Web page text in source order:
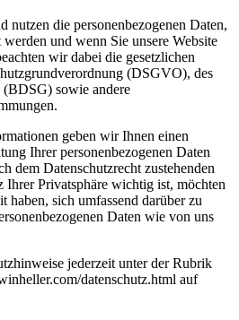
nutzen die personenbezogenen Daten,
und wenn Sie unsere Website
wir dabei die gesetzlichen
(DSGVO), des
(BDSG) sowie andere
geben wir Ihnen einen
Ihrer personenbezogenen Daten
dem Datenschutzrecht zustehenden
Ihrer Privatsphäre wichtig ist, möchten
haben, sich umfassend darüber zu
Daten wie von uns
jederzeit unter der Rubrik
datenschutz.html auf